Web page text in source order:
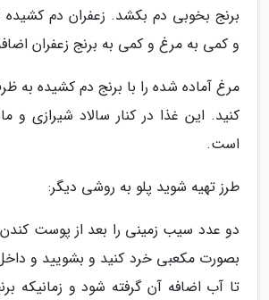
برنج بخوبی دم بکشد. زعفران دم کشیده
و کمی به مرغ و کمی به برنج زعفران
مرغ آماده شده را با برنج دم کشیده به
کنید. این غذا در کنار سالاد شیرازی و
است.
طرز تهیه شوید پلو به روشی دیگر:
دو عدد سیب زمینی را بعد از پوست
بصورت مکعبی خرد کنید و بشویید و
تا آب اضافه آن گرفته شود و زمانیکه